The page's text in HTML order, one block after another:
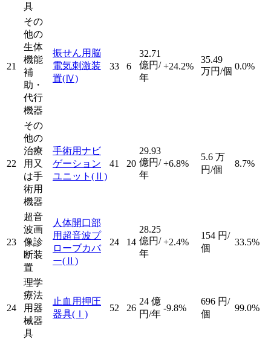
具
21
その
他の
生体
機能
補
助・
代行
機器
振せん用脳
電気刺激装
置(Ⅳ)
33 6
32.71
億円/
年
+24.2%
35.49
万円/個 0.0%
22
その
他の
治療
用又
は手
術用
機器
手術用ナビ
ゲーション
ユニット (Ⅱ)
41 20
29.93
億円/
年
+6.8%
5.6 万
円/個
8.7%
23
超音
波画
像診
断装
置
人体開口部
用超音波プ
ローブカバ
ー(Ⅱ)
24 14
28.25
億円/
年
+2.4%
154 円/
個
33.5%
24
理学
療法
用器
械器
具
止血用押圧
器具(Ⅰ)
52 26
24 億
円/年
-9.8%
696 円/
個
99.0%